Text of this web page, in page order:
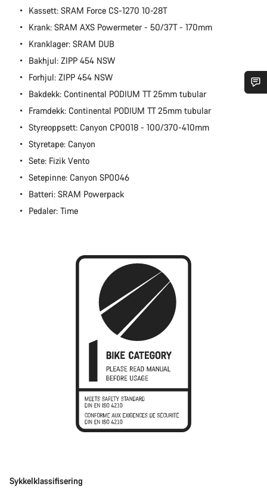
Kassett: SRAM Force CS-1270 10-28T
Krank: SRAM AXS Powermeter - 50/37T - 170mm
Kranklager: SRAM DUB
Bakhjul: ZIPP 454 NSW
Forhjul: ZIPP 454 NSW
Bakdekk: Continental PODIUM TT 25mm tubular
Framdekk: Continental PODIUM TT 25mm tubular
Styreoppsett: Canyon CP0018 - 100/370-410mm
Styretape: Canyon
Sete: Fizik Vento
Setepinne: Canyon SP0046
Batteri: SRAM Powerpack
Pedaler: Time
Sykkelklassifisering
Trenger du hjelp?
Våre eksperter på kundestøtte står klare til å svare på dine
spørsmål.